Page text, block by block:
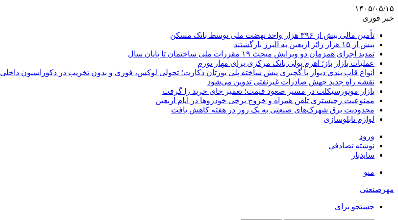
۱۴۰۵/۰۵/۱۵
خبر فوری
تأمین مالی بیش از ۳۹۶ هزار واحد نهضت ملی توسط بانک مسکن
بیش از ۱۵ هزار زائر اربعین به البرز بازگشتند
تمدید اجرای همزمان دو ویرایش مبحث ۱۹ مقررات ملی ساختمان تا پایان سال
عملیات بازار باز؛ اهرم پولی بانک مرکزی برای مهار تورم
انواع قاب بندی دیوار با گچبری پیش ساخته پلی یورتان دکارت؛ تحولی لوکس، فوری و بدون تخریب در دکوراسیون داخلی
نقشه راه جدید جهش صادرات غیرنفتی تدوین می‌شود
بازار موتورسیکلت در مسیر صعود قیمت؛ تعمیر جای خرید را گرفت
ممنوعیت رجیستری تلفن همراه و خروج برخی خودروها در ایام اربعین
محدودیت برق شهرک‌های صنعتی به یک روز در هفته کاهش یافت
لوازم تابلوسازی
ورود
نوشته تصادفی
سایدبار
منو
مهرصنعتی
جستجو برای